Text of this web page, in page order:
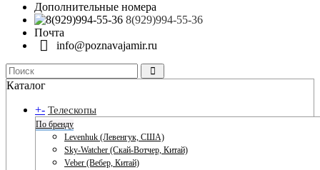
Дополнительные номера
8(929)994-55-36
Почта
info@poznavajamir.ru
Каталог
+- Телескопы
По бренду
Levenhuk (Левенгук, США)
Sky-Watcher (Скай-Вотчер, Китай)
Veber (Вебер, Китай)